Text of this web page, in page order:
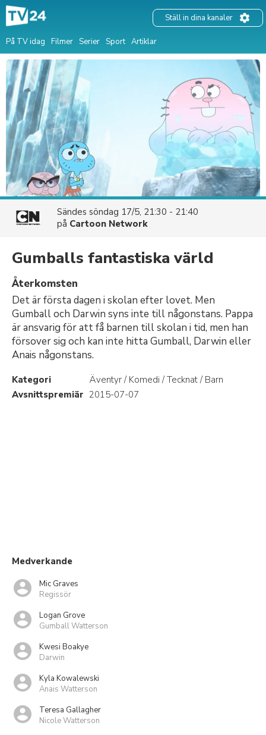
På TV idag Filmer Serier Sport Artiklar
Ställ in dina kanaler
Sändes söndag 17/5, 21:30 - 21:40
på Cartoon Network
Gumballs fantastiska värld
Återkomsten
Det är första dagen i skolan efter lovet. Men
Gumball och Darwin syns inte till någonstans. Pappa
är ansvarig för att få barnen till skolan i tid, men han
försover sig och kan inte hitta Gumball, Darwin eller
Anais någonstans.
Kategori
Äventyr / Komedi / Tecknat / Barn
Avsnittspremiär 2015-07-07
Medverkande
Mic Graves
Regissör
Logan Grove
Gumball Watterson
Kwesi Boakye
Darwin
Kyla Kowalewski
Anais Watterson
Teresa Gallagher
Nicole Watterson